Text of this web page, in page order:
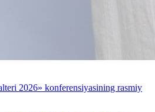
2026» konferensiyasining rasmiy